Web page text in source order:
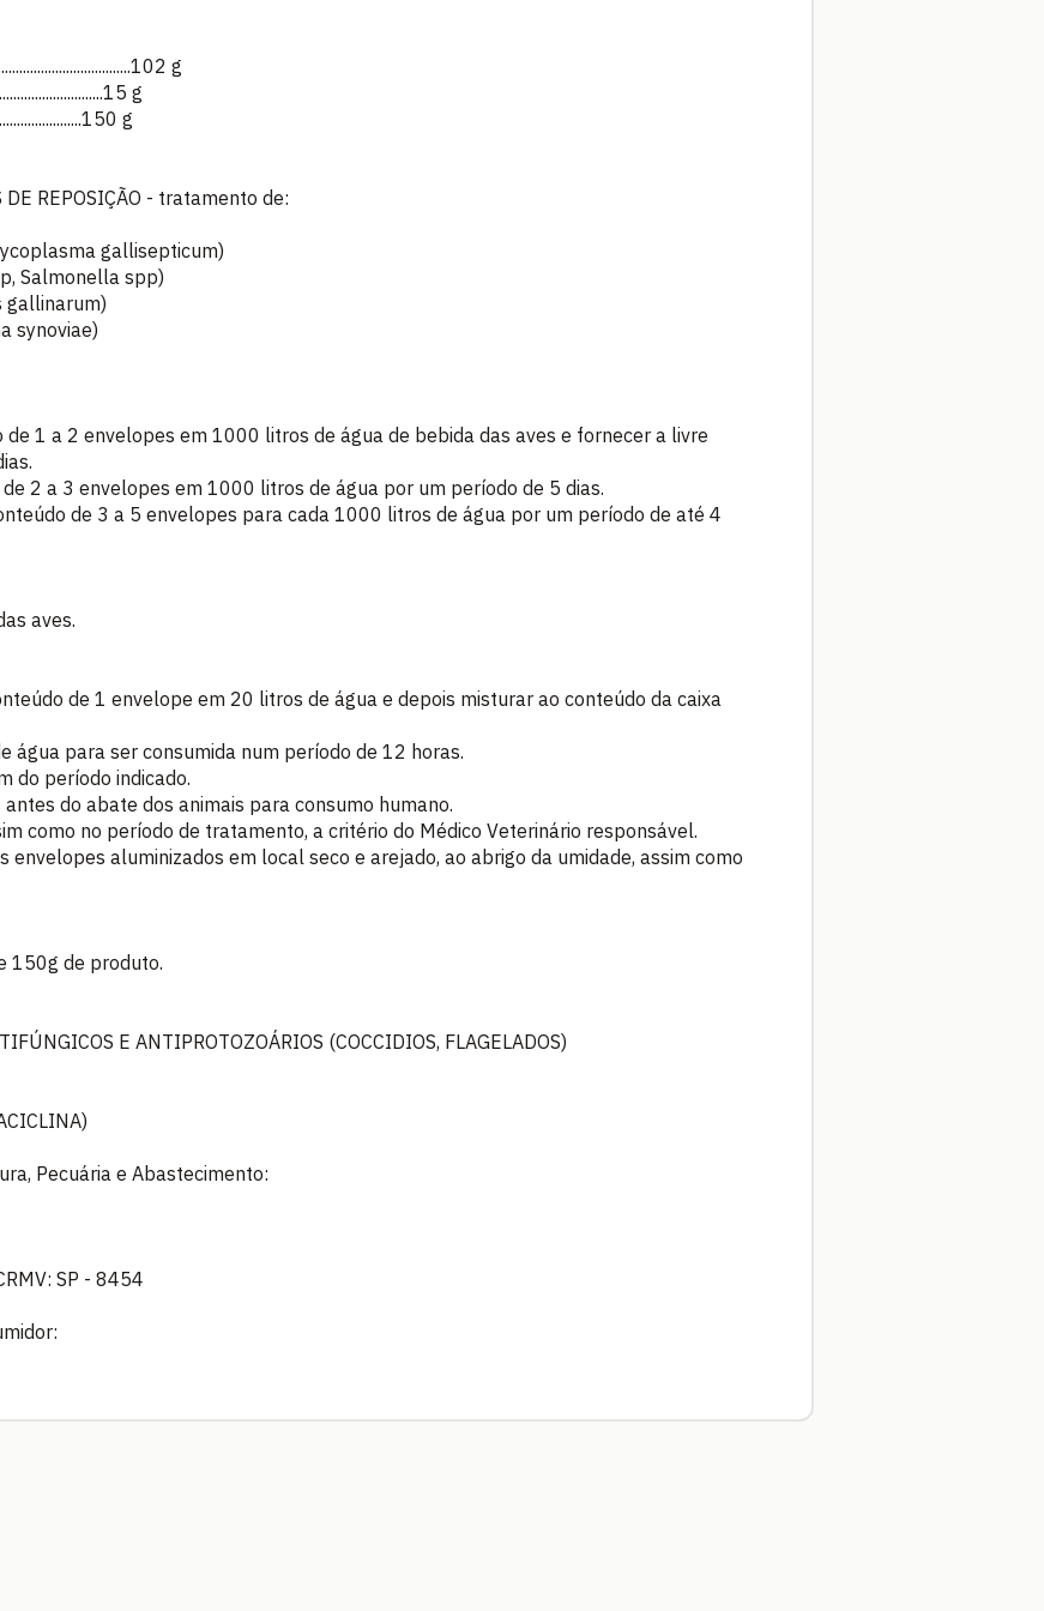
g
g
g
DE REPOSIÇÃO - tratamento de:
gallisepticum)
Salmonella spp)
gallinarum)
synoviae)
de 1 a 2 envelopes em 1000 litros de água de bebida das aves e fornecer a livre
2 a 3 envelopes em 1000 litros de água por um período de 5 dias.
de 3 a 5 envelopes para cada 1000 litros de água por um período de até 4
aves.
de 1 envelope em 20 litros de água e depois misturar ao conteúdo da caixa
água para ser consumida num período de 12 horas.
do período indicado.
do abate dos animais para consumo humano.
como no período de tratamento, a critério do Médico Veterinário responsável.
envelopes aluminizados em local seco e arejado, ao abrigo da umidade, assim como
150g de produto.
E ANTIPROTOZOÁRIOS (COCCIDIOS, FLAGELADOS)
Pecuária e Abastecimento:
SP - 8454